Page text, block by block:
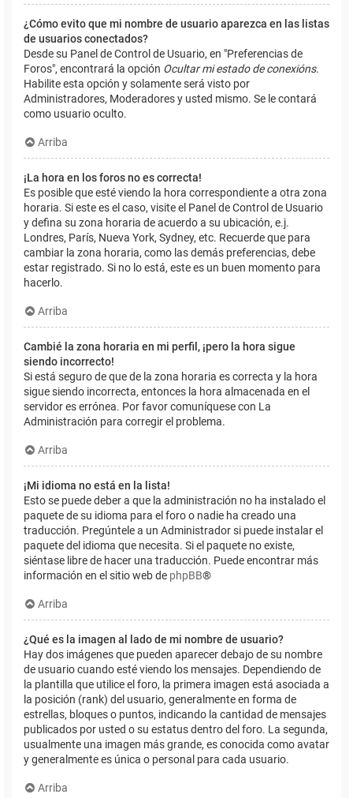
¿Cómo evito que mi nombre de usuario aparezca en las listas
de usuarios conectados?
Desde su Panel de Control de Usuario, en "Preferencias de
Foros", encontrará la opción Ocultar mi estado de conexións.
Habilite esta opción y solamente será visto por
Administradores, Moderadores y usted mismo. Se le contará
como usuario oculto.
Arriba
¡La hora en los foros no es correcta!
Es posible que esté viendo la hora correspondiente a otra zona
horaria. Si este es el caso, visite el Panel de Control de Usuario
y defina su zona horaria de acuerdo a su ubicación, e.j.
Londres, París, Nueva York, Sydney, etc. Recuerde que para
cambiar la zona horaria, como las demás preferencias, debe
estar registrado. Si no lo está, este es un buen momento para
hacerlo.
Arriba
Cambié la zona horaria en mi perfil, ¡pero la hora sigue
siendo incorrecto!
Si está seguro de que de la zona horaria es correcta y la hora
sigue siendo incorrecta, entonces la hora almacenada en el
servidor es errónea. Por favor comuníquese con La
Administración para corregir el problema.
Arriba
¡Mi idioma no está en la lista!
Esto se puede deber a que la administración no ha instalado el
paquete de su idioma para el foro o nadie ha creado una
traducción. Pregúntele a un Administrador si puede instalar el
paquete del idioma que necesita. Si el paquete no existe,
siéntase libre de hacer una traducción. Puede encontrar más
información en el sitio web de phpBB®
Arriba
¿Qué es la imagen al lado de mi nombre de usuario?
Hay dos imágenes que pueden aparecer debajo de su nombre
de usuario cuando esté viendo los mensajes. Dependiendo de
la plantilla que utilice el foro, la primera imagen está asociada a
la posición (rank) del usuario, generalmente en forma de
estrellas, bloques o puntos, indicando la cantidad de mensajes
publicados por usted o su estatus dentro del foro. La segunda,
usualmente una imagen más grande, es conocida como avatar
y generalmente es única o personal para cada usuario.
Arriba